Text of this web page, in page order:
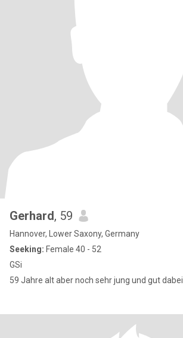
Gerhard, 59
Hannover, Lower Saxony, Germany
Seeking: Female 40 - 52
GSi
59 Jahre alt aber noch sehr jung und gut dabei